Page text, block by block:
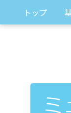
トップ